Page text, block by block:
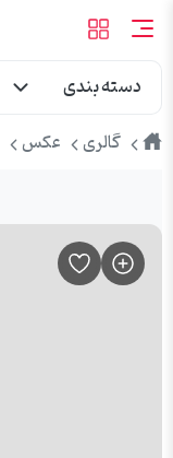
دسته بندی
طرح گالری عکس